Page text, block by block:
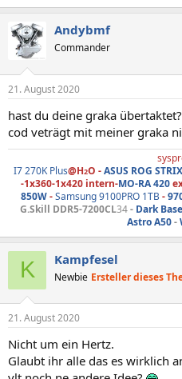
Andybmf
Commander
21. August 2020
hast du deine graka übertaktet?
cod veträgt mit meiner graka
I7 270K Plus@H2O -ASUS ROG
-1x360-1x420 intern-MO-RA 420
850W-Samsung 9100PRO 1TB-
G.Skill DDR5-7200CL34- Dark
Astro A50-
K Kampfesel
Newbie Ersteller dieses
21. August 2020
Nicht um ein Hertz.
Glaubt ihr alle das es wirklich